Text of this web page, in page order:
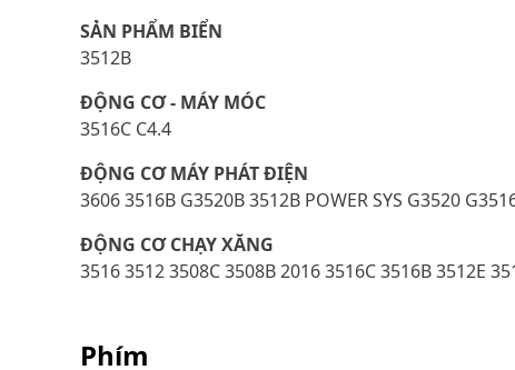
SẢN PHẨM BIỂN
3512B
ĐỘNG CƠ - MÁY MÓC
3516C C4.4
ĐỘNG CƠ MÁY PHÁT ĐIỆN
3606 3516B G3520B 3512B POWER SYS G3520
ĐỘNG CƠ CHẠY XĂNG
3516 3512 3508C 3508B 2016 3516C 3516B 3512E
Phím